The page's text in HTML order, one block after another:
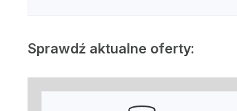
Sprawdź aktualne oferty: